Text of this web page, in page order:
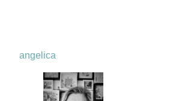
angelica